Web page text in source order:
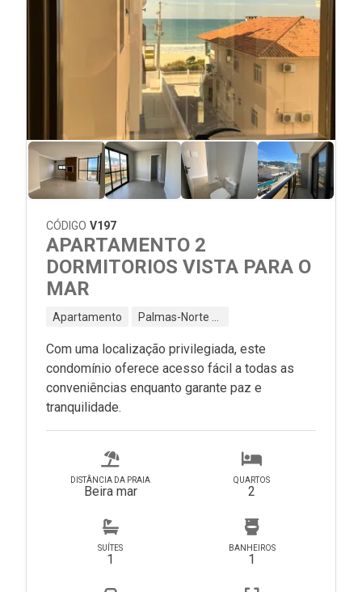
CÓDIGO V197
APARTAMENTO 2
DORMITORIOS VISTA PARA O
MAR
Apartamento
Com uma localização privilegiada, este
condomínio oferece acesso fácil a todas as
conveniências enquanto garante paz e
tranquilidade.
DISTÂNCIA DA PRAIA
Beira mar
QUARTOS
2
SUÍTES
1
BANHEIROS
1